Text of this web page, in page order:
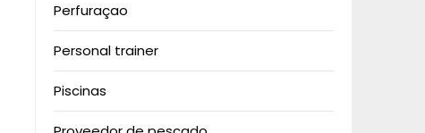
Perfuraçao
Personal trainer
Piscinas